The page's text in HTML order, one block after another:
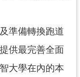
準備轉換跑道
供最完善全面
大學在內的本